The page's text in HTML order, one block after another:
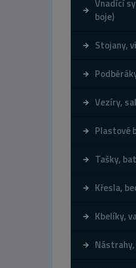
Vnadící
boje)
Stojany,
Vezíry,
Plastové
Tašky,
Křesla,
Kbelíky,